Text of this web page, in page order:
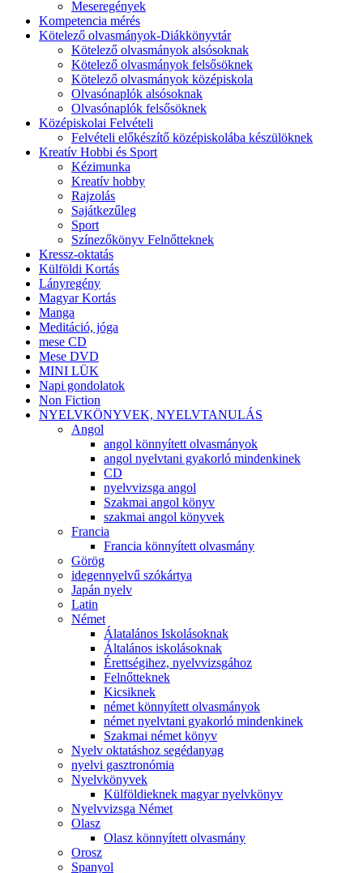
Meseregények
Kompetencia mérés
Kötelező olvasmányok-Diákkönyvtár
Kötelező olvasmányok alsósoknak
Kötelező olvasmányok felsősöknek
Kötelező olvasmányok középiskola
Olvasónaplók alsósoknak
Olvasónaplók felsősöknek
Középiskolai Felvételi
Felvételi előkészítő középiskolába készülöknek
Kreatív Hobbi és Sport
Kézimunka
Kreatív hobby
Rajzolás
Sajátkezűleg
Sport
Színezőkönyv Felnőtteknek
Kressz-oktatás
Külföldi Kortás
Lányregény
Magyar Kortás
Manga
Meditáció, jóga
mese CD
Mese DVD
MINI LÜK
Napi gondolatok
Non Fiction
NYELVKÖNYVEK, NYELVTANULÁS
Angol
angol könnyített olvasmányok
angol nyelvtani gyakorló mindenkinek
CD
nyelvvizsga angol
Szakmai angol könyv
szakmai angol könyvek
Francia
Francia könnyített olvasmány
Görög
idegennyelvű szókártya
Japán nyelv
Latin
Német
Álatalános Iskolásoknak
Általános iskolásoknak
Érettségihez, nyelvvizsgához
Felnőtteknek
Kicsiknek
német könnyített olvasmányok
német nyelvtani gyakorló mindenkinek
Szakmai német könyv
Nyelv oktatáshoz segédanyag
nyelvi gasztronómia
Nyelvkönyvek
Külföldieknek magyar nyelvkönyv
Nyelvvizsga Német
Olasz
Olasz könnyített olvasmány
Orosz
Spanyol